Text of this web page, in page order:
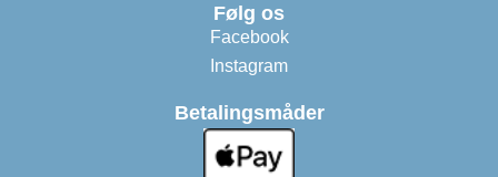
Følg os
Facebook
Instagram
Betalingsmåder